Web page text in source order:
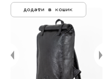
додати в кошик